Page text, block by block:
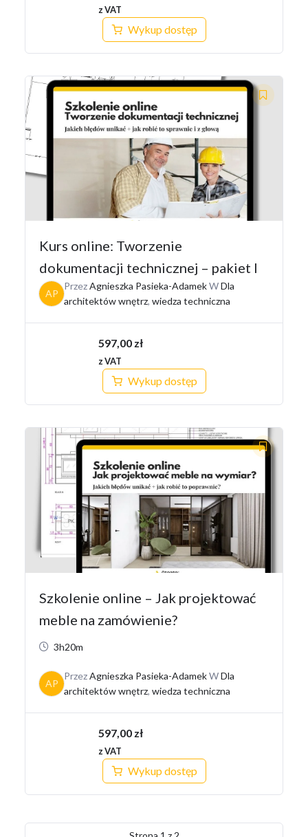
z VAT
Wykup dostęp
Kurs online: Tworzenie
dokumentacji technicznej – pakiet I
AP
PrzezAgnieszka Pasieka-AdamekWDla
architektów wnętrz, wiedza techniczna
597,00 zł
z VAT
Wykup dostęp
Szkolenie online – Jak projektować
meble na zamówienie?
3h20m
AP
PrzezAgnieszka Pasieka-AdamekWDla
architektów wnętrz, wiedza techniczna
597,00 zł
z VAT
Wykup dostęp